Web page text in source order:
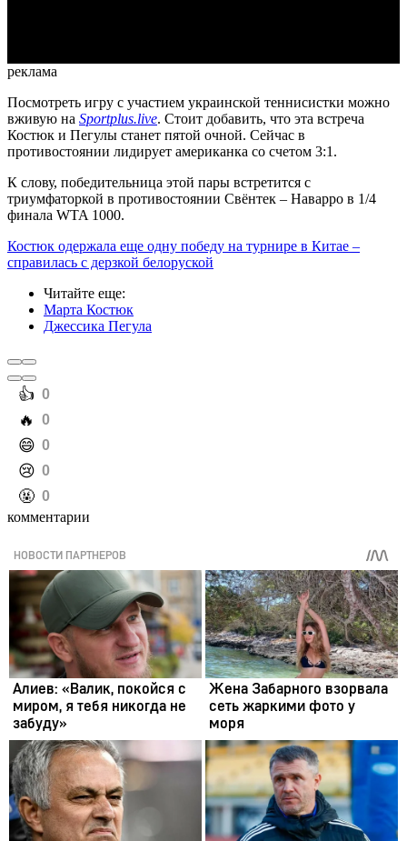
реклама
Посмотреть игру с участием украинской теннисистки можно
вживую на Sportplus.live. Стоит добавить, что эта встреча
Костюк и Пегулы станет пятой очной. Сейчас в
противостоянии лидирует американка со счетом 3:1.
К слову, победительница этой пары встретится с
триумфаторкой в противостоянии Свёнтек – Наварро в 1/4
финала WTA 1000.
Костюк одержала еще одну победу на турнире в Китае –
справилась с дерзкой белоруской
Читайте еще:
Марта Костюк
Джессика Пегула
️👍 0
️🔥 0
️😄 0
️😢 0
️🤬 0
комментарии